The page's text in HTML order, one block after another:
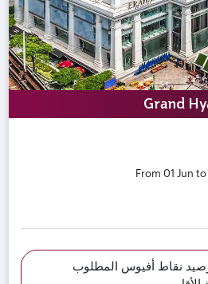
Grand
From 01 Jun
من رصيد نقاط أفيوس المطلوب